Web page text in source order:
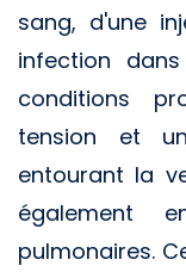
sang, d'une
infection
conditions
tension et
entourant la
également
pulmonaires.